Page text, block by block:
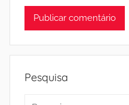
Pesquisa
Pesquisar